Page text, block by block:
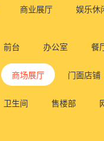
商业展厅 娱乐休
前台 办公室 餐
商场展厅 门面店铺
卫生间 售楼部